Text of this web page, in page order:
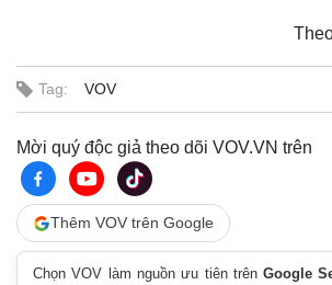
Tag: VOV
Mời quý độc giả theo dõi VOV.VN trên
Thêm VOV trên Google
Chọn VOV làm nguồn ưu tiên trênGoogle